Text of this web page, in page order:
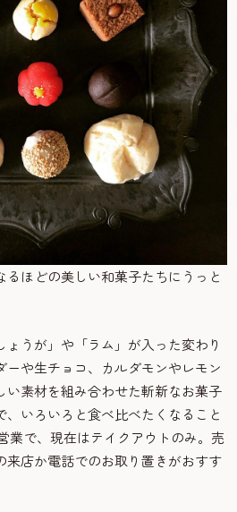
ほどの美しい和菓子たちにうっと
うが」や「ラム」が入った変わり
ーや生チョコ、カルダモンやレモン
い素材を組み合わせた斬新なお菓子
、いろいろと食べ比べたくなること
業で、現在はテイクアウトのみ。売
来店か電話でのお取り置きがおすす